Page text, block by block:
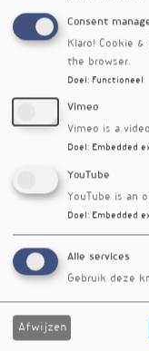
Belasten
voeding
Lagere
en
Groente
inname
Consent
Klaro! Cookie
the browser.
Doel : Functioneel
Vimeo
Vimeo is a
Doel : Embedded
YouTube
YouTube is an
Doel : Embedded
Alle services
Gebruik deze
Afwijzen